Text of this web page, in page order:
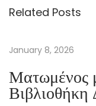
c
e
e
r
Related Posts
January 8, 2026
Ματωμένος